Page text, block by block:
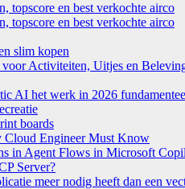
topscore en best verkochte airco
topscore en best verkochte airco
slim kopen
Activiteiten, Uitjes en
AI het werk in 2026
boards
Cloud Engineer Must Know
in Agent Flows in Microsoft
Server?
meer nodig heeft dan een